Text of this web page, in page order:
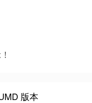
版本